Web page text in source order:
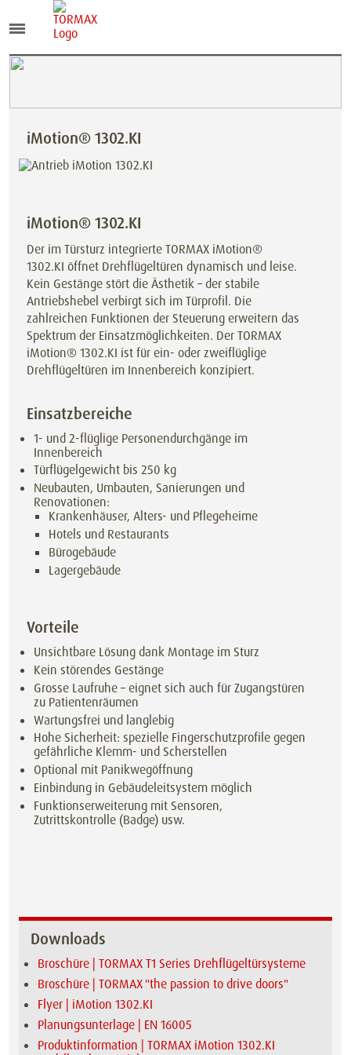
iMotion® 1302.KI
iMotion® 1302.KI
Der im Türsturz integrierte TORMAX iMotion®
1302.KI öffnet Drehflügeltüren dynamisch und leise.
Kein Gestänge stört die Ästhetik – der stabile
Antriebshebel verbirgt sich im Türprofil. Die
zahlreichen Funktionen der Steuerung erweitern das
Spektrum der Einsatzmöglichkeiten. Der TORMAX
iMotion® 1302.KI ist für ein- oder zweiflüglige
Drehflügeltüren im Innenbereich konzipiert.
Einsatzbereiche
1- und 2-flüglige Personendurchgänge im
Innenbereich
Türflügelgewicht bis 250 kg
Neubauten, Umbauten, Sanierungen und
Renovationen:
Krankenhäuser, Alters- und Pflegeheime
Hotels und Restaurants
Bürogebäude
Lagergebäude
Vorteile
Unsichtbare Lösung dank Montage im Sturz
Kein störendes Gestänge
Grosse Laufruhe – eignet sich auch für Zugangstüren
zu Patientenräumen
Wartungsfrei und langlebig
Hohe Sicherheit: spezielle Fingerschutzprofile gegen
gefährliche Klemm- und Scherstellen
Optional mit Panikwegöffnung
Einbindung in Gebäudeleitsystem möglich
Funktionserweiterung mit Sensoren,
Zutrittskontrolle (Badge) usw.
Downloads
Broschüre | TORMAX T1 Series Drehflügeltürsysteme
Broschüre | TORMAX "the passion to drive doors"
Flyer | iMotion 1302.KI
Planungsunterlage | EN 16005
Produktinformation | TORMAX iMotion 1302.KI